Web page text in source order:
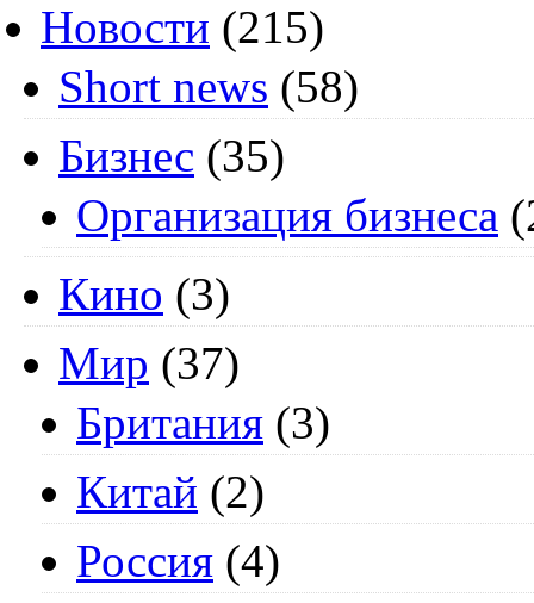
Новости (215)
Short news (58)
Бизнес (35)
Организация бизнеса
Кино (3)
Мир (37)
Британия (3)
Китай (2)
Россия (4)